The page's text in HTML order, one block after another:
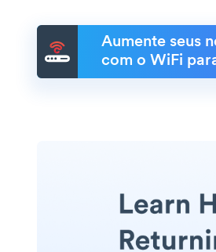
Aumente seus
com o WiFi